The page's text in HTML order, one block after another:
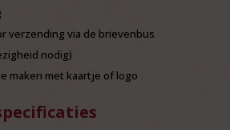
verzending via de brievenbus
nodig)
maken met kaartje of logo